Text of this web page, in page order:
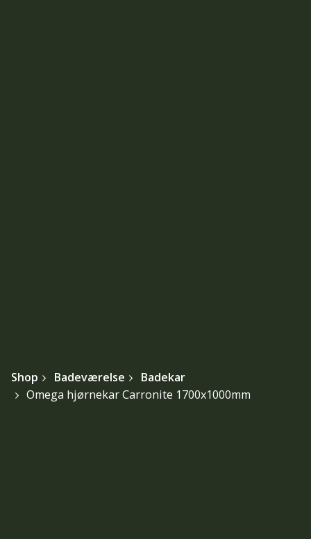
Shop Badeværelse
Badekar
Omega hjørnekar Carronite 1700x1000mm